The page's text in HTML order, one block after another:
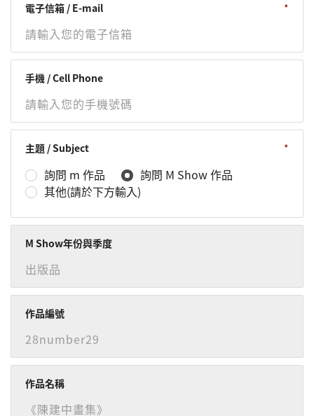
電子信箱 / E-mail
手機 / Cell Phone
主題 / Subject
詢問 m 作品
詢問 M Show 作品
其他(請於下方輸入)
M Show年份與季度
作品編號
作品名稱